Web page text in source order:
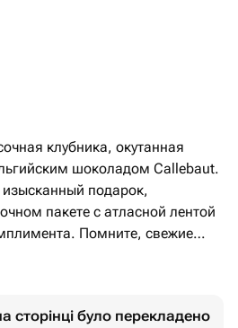
клубника, окутанная
шоколадом Callebaut.
пакете с атласной лентой
свежие
хранятся не долго, всего
15 минут, чтобы шоколад
сторінці було перекладено